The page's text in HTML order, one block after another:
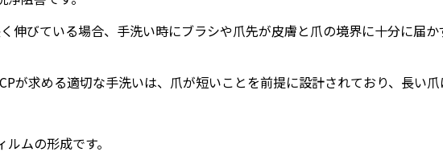
伸びている場合、手洗い時にブラシや爪先が皮膚と爪の境界に十分に届
が求める適切な手洗いは、爪が短いことを前提に設計されており、長い爪
ムの形成です。